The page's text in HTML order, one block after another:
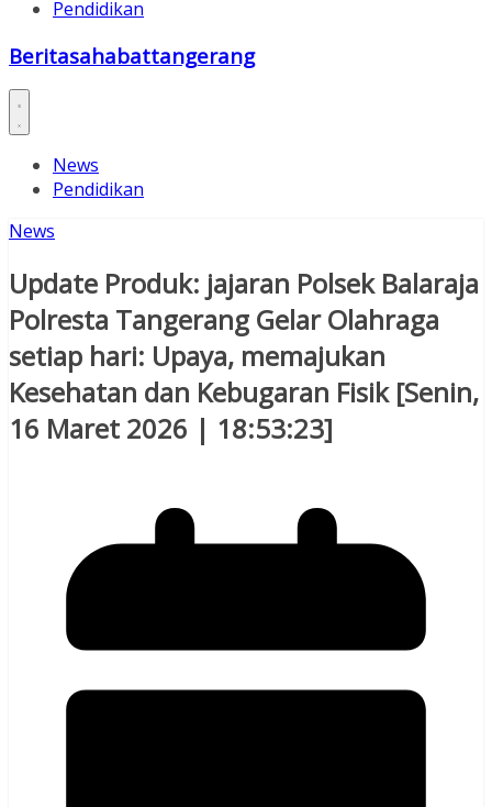
Pendidikan
Beritasahabattangerang
News
Pendidikan
News
Update Produk: jajaran Polsek Balaraja
Polresta Tangerang Gelar Olahraga
setiap hari: Upaya, memajukan
Kesehatan dan Kebugaran Fisik [Senin,
16 Maret 2026 | 18:53:23]